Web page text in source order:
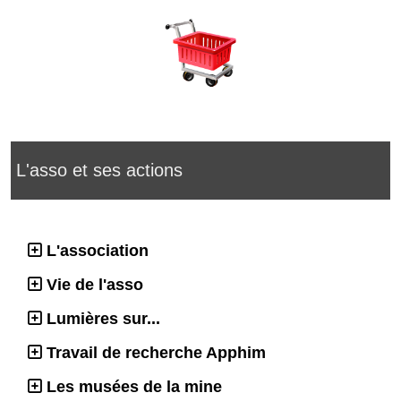
L'asso et ses actions
L'association
Vie de l'asso
Lumières sur...
Travail de recherche Apphim
Les musées de la mine